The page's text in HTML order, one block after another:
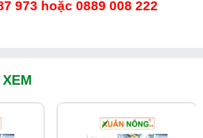
973 hoặc 0889 008 222